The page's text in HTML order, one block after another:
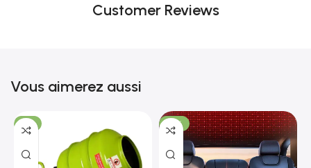
Customer Reviews
Vous aimerez aussi
-7% -18%